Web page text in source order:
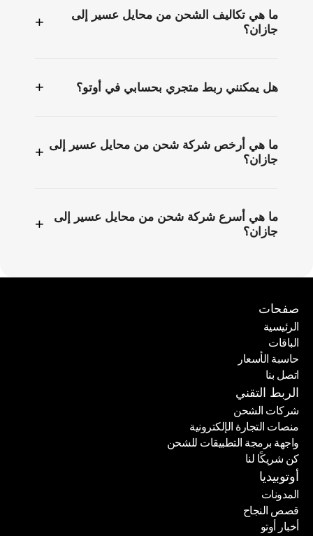
ما هي تكاليف الشحن من محايل عسير إلى
جازان؟
+
هل يمكنني ربط متجري بحسابي في أوتو؟ +
ما هي أرخص شركة شحن من محايل عسير إلى
جازان؟
+
ما هي أسرع شركة شحن من محايل عسير إلى
جازان؟
+
صفحات
الرئيسية
الرئيسية
الباقات
الباقات
حاسبة الأسعار
حاسبة الأسعار
اتصل بنا
اتصل بنا
الربط التقني
شركات الشحن
شركات الشحن
منصات التجارة الإلكترونية
منصات التجارة الإلكترونية
واجهة برمجة التطبيقات للشحن
واجهة برمجة التطبيقات للشحن
كن شريكًا لنا
كن شريكًا لنا
أوتوبيديا
المدونات
المدونات
قصص النجاح
قصص النجاح
أخبار أوتو